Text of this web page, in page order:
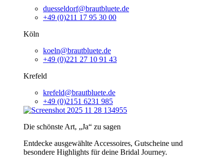
duesseldorf@brautbluete.de
+49 (0)211 17 95 30 00
Köln
koeln@brautbluete.de
+49 (0)221 27 10 91 43
Krefeld
krefeld@brautbluete.de
+49 (0)2151 6231 985
Die schönste Art, „Ja“ zu sagen
Entdecke ausgewählte Accessoires, Gutscheine und
besondere Highlights für deine Bridal Journey.